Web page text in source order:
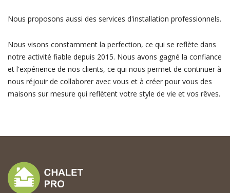
Nous proposons aussi des services d'installation professionnels.
Nous visons constamment la perfection, ce qui se reflète dans
notre activité fiable depuis 2015. Nous avons gagné la confiance
et l'expérience de nos clients, ce qui nous permet de continuer à
nous réjouir de collaborer avec vous et à créer pour vous des
maisons sur mesure qui reflètent votre style de vie et vos rêves.